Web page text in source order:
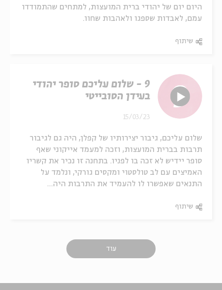
היום יום של יהודי ברית המועצות, למתחים שהתמודדו
עמם, לאבדות שספגו ולאהבות שחוו.
שיתוף
9 - שלום עליכם סופר יהודי
בעידן הסובייטי
15/03/23
שלום עליכם, גיבור יצירותיו של קפלן, היה גם לגיבור
תרבות בברית המועצות, וזכה למעמד אייקוני שאף
סופר יידיש לא זכה בו לפניו. בתחנה זו נכיר את קשריו
האמיצים עם לב טולסטוי ומקסים גורקי, ונלמד על
התנאים שאפשרו לו להעמיד את התרבות היה...
שיתוף
עוד